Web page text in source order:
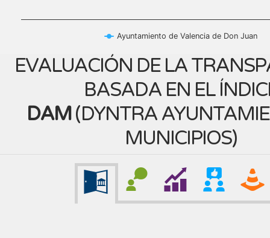
Ayuntamiento de Valencia de Don Juan
EVALUACIÓN DE LA
BASADA EN EL
DAM(DYNTRA
MUNICIPIOS)